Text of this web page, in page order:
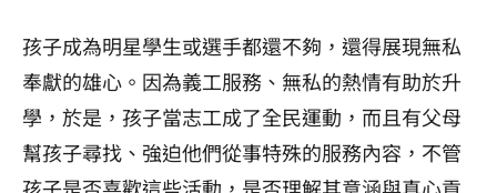
孩子成為明星學生或選手都還不夠，還得展現無私
奉獻的雄心。因為義工服務、無私的熱情有助於升
學，於是，孩子當志工成了全民運動，而且有父母
幫孩子尋找、強迫他們從事特殊的服務內容，不管